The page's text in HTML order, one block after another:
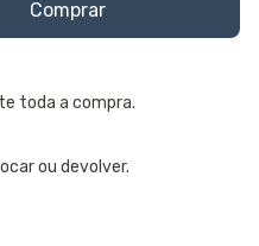
toda a compra.
ou devolver.